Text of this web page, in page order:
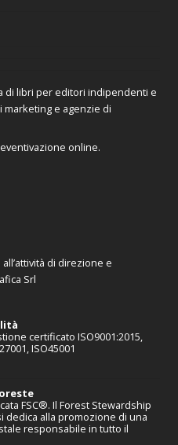
di libri per editori indipendenti e
marketing e agenzie di
online.
di direzione e
Srl
certificato ISO9001:2015,
ISO45001
FSC®. Il Forest Stewardship
dedica alla promozione di una
responsabile in tutto il